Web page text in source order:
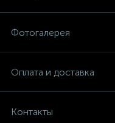
Фотогалерея
Оплата и доставка
Контакты